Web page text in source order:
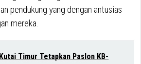
pendukung yang dengan antusias
mereka.
Timur Tetapkan Paslon KB-